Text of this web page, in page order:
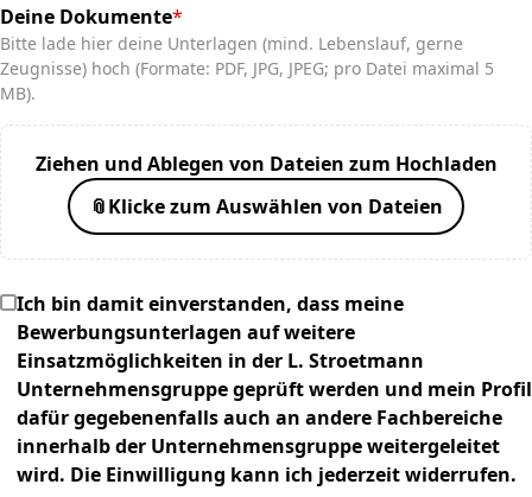
Deine Dokumente*
(required)
Bitte lade hier deine Unterlagen (mind. Lebenslauf, gerne
Zeugnisse) hoch (Formate: PDF, JPG, JPEG; pro Datei maximal 5
MB).
Ziehen und Ablegen von Dateien zum Hochladen
📎Klicke zum Auswählen von Dateien
Ich bin damit einverstanden, dass meine
Bewerbungsunterlagen auf weitere
Einsatzmöglichkeiten in der L. Stroetmann
Unternehmensgruppe geprüft werden und mein Profil
dafür gegebenenfalls auch an andere Fachbereiche
innerhalb der Unternehmensgruppe weitergeleitet
wird. Die Einwilligung kann ich jederzeit widerrufen.